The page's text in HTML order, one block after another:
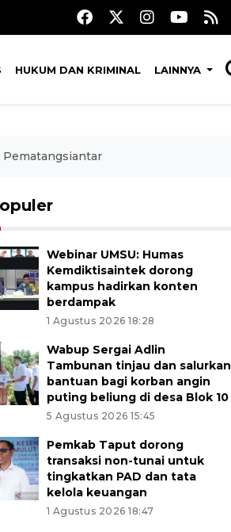
HUKUM DAN KRIMINAL LAINNYA
Webinar UMSU: Humas
Kemdiktisaintek dorong
kampus hadirkan konten
berdampak
1 Agustus 2026 18:28
Wabup Sergai Adlin
Tambunan tinjau dan salurkan
bantuan bagi korban angin
puting beliung di desa Blok 10
5 Agustus 2026 15:45
Pemkab Taput dorong
transaksi non-tunai untuk
tingkatkan PAD dan tata
kelola keuangan
1 Agustus 2026 18:47